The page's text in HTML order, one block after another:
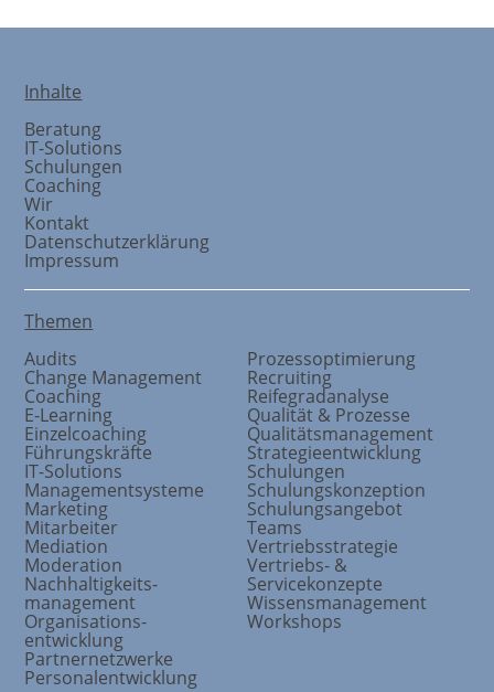
Inhalte
Beratung
IT-Solutions
Schulungen
Coaching
Wir
Kontakt
Datenschutzerklärung
Impressum
Themen
Audits
Change Management
Coaching
E-Learning
Einzelcoaching
Führungskräfte
IT-Solutions
Managementsysteme
Marketing
Mitarbeiter
Mediation
Moderation
Nachhaltigkeits-
management
Organisations-
entwicklung
Partnernetzwerke
Personalentwicklung
Prozessoptimierung
Recruiting
Reifegradanalyse
Qualität & Prozesse
Qualitätsmanagement
Strategieentwicklung
Schulungen
Schulungskonzeption
Schulungsangebot
Teams
Vertriebsstrategie
Vertriebs- &
Servicekonzepte
Wissensmanagement
Workshops